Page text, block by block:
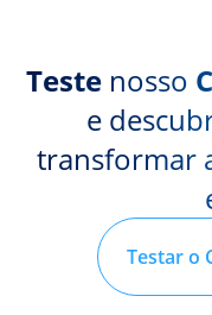
Testenosso
e
transformar
Testar o